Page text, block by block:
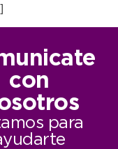
con
para